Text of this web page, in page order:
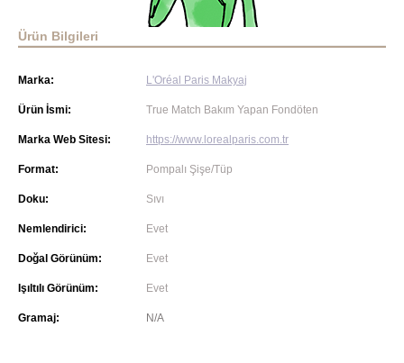
Ürün Bilgileri
Marka: L'Oréal Paris Makyaj
Ürün İsmi: True Match Bakım Yapan Fondöten
Marka Web Sitesi: https://www.lorealparis.com.tr
Format: Pompalı Şişe/Tüp
Doku: Sıvı
Nemlendirici: Evet
Doğal Görünüm: Evet
Işıltılı Görünüm: Evet
Gramaj: N/A